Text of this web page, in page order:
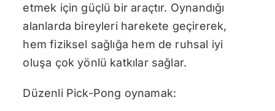
etmek için güçlü bir araçtır. Oynandığı
alanlarda bireyleri harekete geçirerek,
hem fiziksel sağlığa hem de ruhsal iyi
oluşa çok yönlü katkılar sağlar.
Düzenli Pick-Pong oynamak: